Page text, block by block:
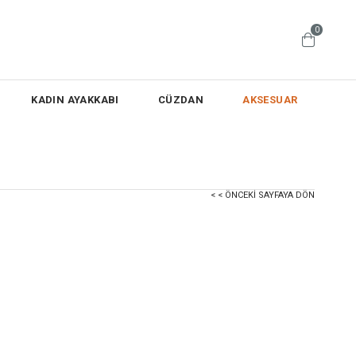
0
KADIN AYAKKABI CÜZDAN AKSESUAR
< < ÖNCEKI SAYFAYA DÖN